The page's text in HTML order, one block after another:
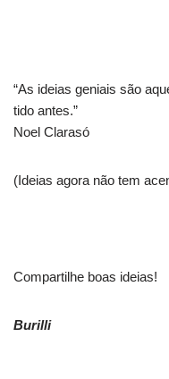
“As ideias geniais são
tido antes.”
Noel Clarasó
(Ideias agora não tem
Compartilhe boas ideias!
Burilli